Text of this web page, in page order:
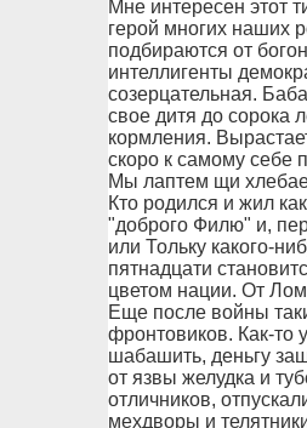
Мне интересен этот
герой многих наших
подбираются от
интеллигенты
созерцательная.
свое дитя до сорока
кормления.
скоро к самому себе
Мы лаптем щи
Кто родился и жил
"доброго Филю" и,
или Тольку какого-
пятнадцати
цветом нации. От
Еще после войны
фронтовиков. Как-то
шабашить, деньгу
от язвы желудка и
отличников,
мехдворы и